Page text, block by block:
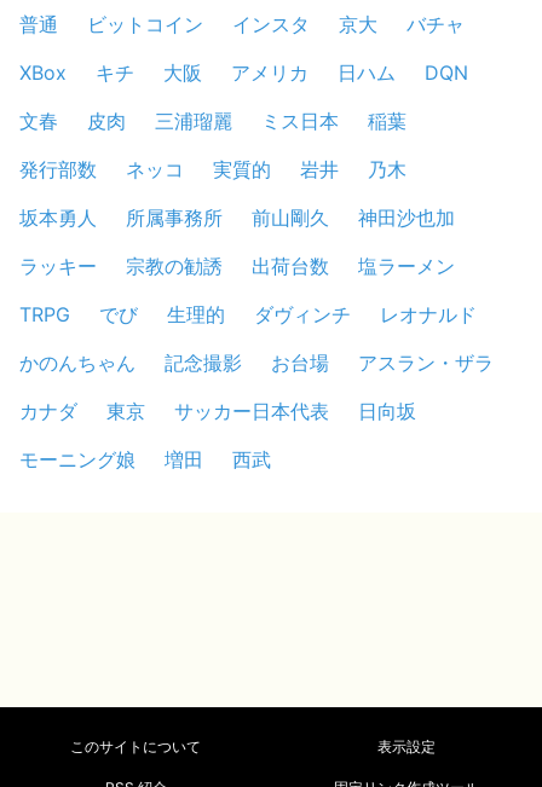
普通
ビットコイン インスタ 京大
バチャ
XBox
キチ 大阪 アメリカ 日ハム
DQN
文春
皮肉 三浦瑠麗 ミス日本
稲葉
発行部数
ネッコ 実質的 岩井
乃木
坂本勇人
所属事務所 前山剛久
神田沙也加
ラッキー
宗教の勧誘 出荷台数
塩ラーメン
TRPG
でび 生理的 ダヴィンチ
レオナルド
かのんちゃん
記念撮影 お台場
アスラン・ザラ
カナダ
東京 サッカー日本代表
日向坂
モーニング娘
増田 西武
このサイトについて 表示設定